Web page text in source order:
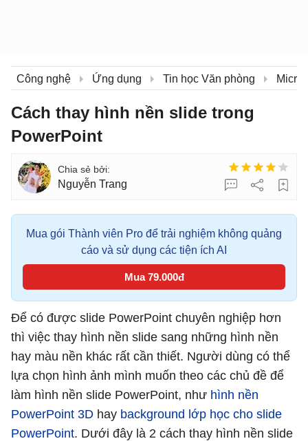
Công nghệ Ứng dụng Tin học Văn phòng
Cách thay hình nền slide trong
PowerPoint
Nguyễn Trang
Mua gói Thành viên Pro để trải nghiệm không quảng
cáo và sử dụng các tiện ích AI
Mua 79.000đ
Để có được slide PowerPoint chuyên nghiệp hơn
thì việc thay hình nền slide sang những hình nền
hay màu nền khác rất cần thiết. Người dùng có thể
lựa chọn hình ảnh mình muốn theo các chủ đề để
làm hình nền slide PowerPoint, như hình nền
PowerPoint 3D hay background lớp học cho slide
PowerPoint. Dưới đây là 2 cách thay hình nền slide